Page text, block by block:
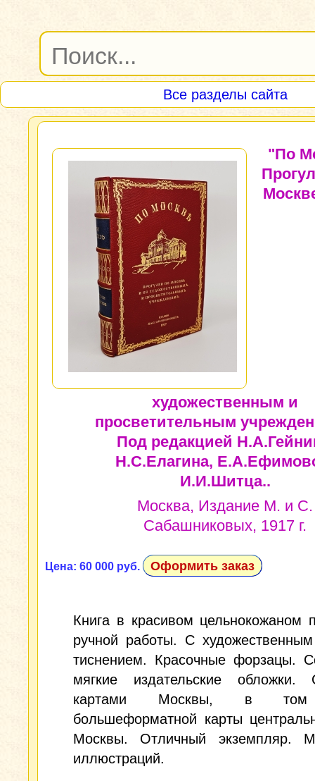
Все разделы сайта
"По
художественным и
просветительным
Под редакцией
Н.С.Елагина,
И.И.Шитца..
Москва, Издание М. и С.
Сабашниковых, 1917 г.
Цена: 60 000 руб. Оформить заказ
Книга в красивом цельнокожаном
ручной работы. С
тиснением. Красочные форзацы.
мягкие издательские
картами Москвы, в том
большеформатной карты
Москвы. Отличный экземпляр.
иллюстраций.